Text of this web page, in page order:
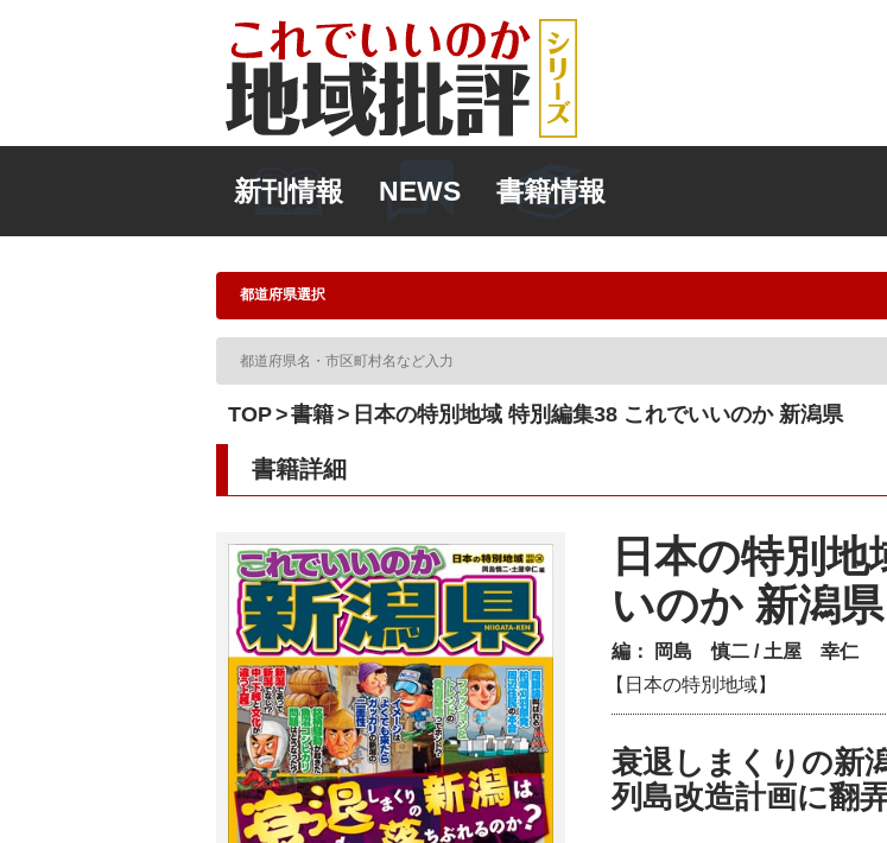
新刊情報 NEWS 書籍情報
TOP 書籍 日本の特別地域 特別編集38 これでいいのか 新潟県
書籍詳細
日本の特別
いのか 新潟県
編： 岡島 慎二 / 土屋 幸仁
【日本の特別地域】
衰退しまくりの新
列島改造計画に翻